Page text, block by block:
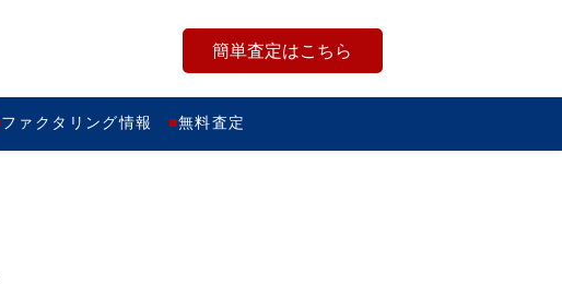
簡単査定はこちら
ファクタリング情報 無料査定